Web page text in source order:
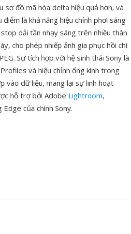
sơ đồ mã hóa delta hiệu quả hơn, và
là khả năng hiệu chỉnh phơi sáng
dải tần nhạy sáng trên nhiều thân
cho phép nhiếp ảnh gia phục hồi chi
Sự tích hợp với hệ sinh thái Sony là
và hiệu chỉnh ống kính trong
vào dữ liệu, mang lại sự linh hoạt
hỗ trợ bởi Adobe Lightroom,
của chính Sony.